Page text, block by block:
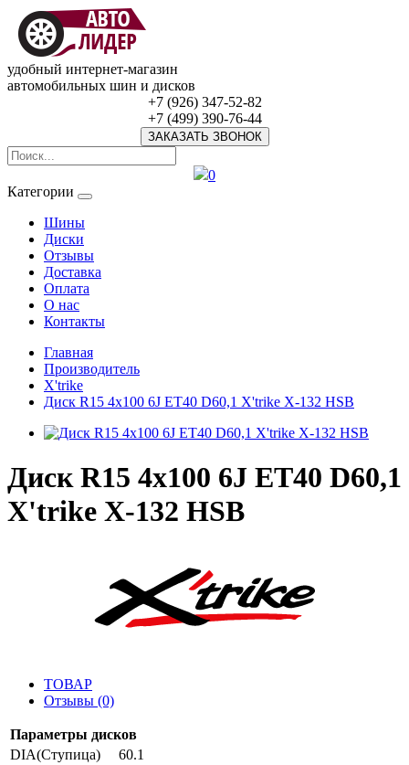
удобный интернет-магазин
автомобильных шин и дисков
+7 (926) 347-52-82
+7 (499) 390-76-44
ЗАКАЗАТЬ ЗВОНОК
0
Категории
Шины
Диски
Отзывы
Доставка
Оплата
О нас
Контакты
Главная
Производитель
X'trike
Диск R15 4x100 6J ET40 D60,1 X'trike X-132 HSB
Диск R15 4x100 6J ET40 D60,1
X'trike X-132 HSB
ТОВАР
Отзывы (0)
Параметры дисков
DIA(Ступица)
60.1